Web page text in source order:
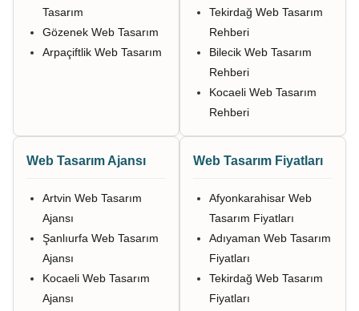
Tasarım
Gözenek Web Tasarım
Arpaçiftlik Web Tasarım
Tekirdağ Web Tasarım
Rehberi
Bilecik Web Tasarım
Rehberi
Kocaeli Web Tasarım
Rehberi
Web Tasarım Ajansı
Artvin Web Tasarım
Ajansı
Şanlıurfa Web Tasarım
Ajansı
Kocaeli Web Tasarım
Ajansı
Web Tasarım Fiyatları
Afyonkarahisar Web
Tasarım Fiyatları
Adıyaman Web Tasarım
Fiyatları
Tekirdağ Web Tasarım
Fiyatları